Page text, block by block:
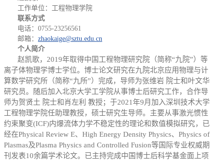
工作单位：工程物理学院
联系方式
电话：0755-23256561
邮箱： zhaokaige@sztu.edu.cn
个人简介
赵凯歌，2019年取得中国工程物理研究院（简称“九院”）等
离子体物理学博士学位。博士论文研究在九院北京应用物理与计
算数学研究所（简称“九所”）完成，导师为张维岩 院士和叶文华
研究员。随后加入北京大学工学院从事博士后研究工作，合作导
师为贺贤土 院士和肖左利 教授；于2021年9月加入深圳技术大学
工程物理学院任助理教授，硕士研究生导师。主要从事激光惯性
约束聚变(ICF)内爆流体力学不稳定性的理论和数值模拟研究，已
经在Physical Review E、High Energy Density Physics、Physics of
Plasmas及Plasma Physics and Controlled Fusion等国际专业权威期
刊发表10余篇学术论文。已主持完成中国博士后科学基金面上项